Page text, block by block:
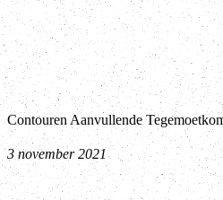
Contouren Aanvullende
3 november 2021